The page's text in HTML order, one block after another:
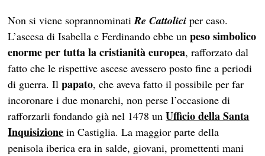
Non si viene soprannominatiRe Cattoliciper caso.
L’ascesa di Isabella e Ferdinando ebbe unpeso simbolico
enorme per tutta la cristianità europea, rafforzato dal
fatto che le rispettive ascese avessero posto fine a periodi
di guerra. Ilpapato, che aveva fatto il possibile per far
incoronare i due monarchi, non perse l’occasione di
rafforzarli fondando già nel 1478 unUfficio della Santa
Inquisizione in Castiglia. La maggior parte della
penisola iberica era in salde, giovani, promettenti mani